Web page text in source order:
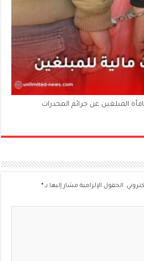
المبلغين عن جرائم المخدرات
الحقول الإلزامية مشار إليها بـ*